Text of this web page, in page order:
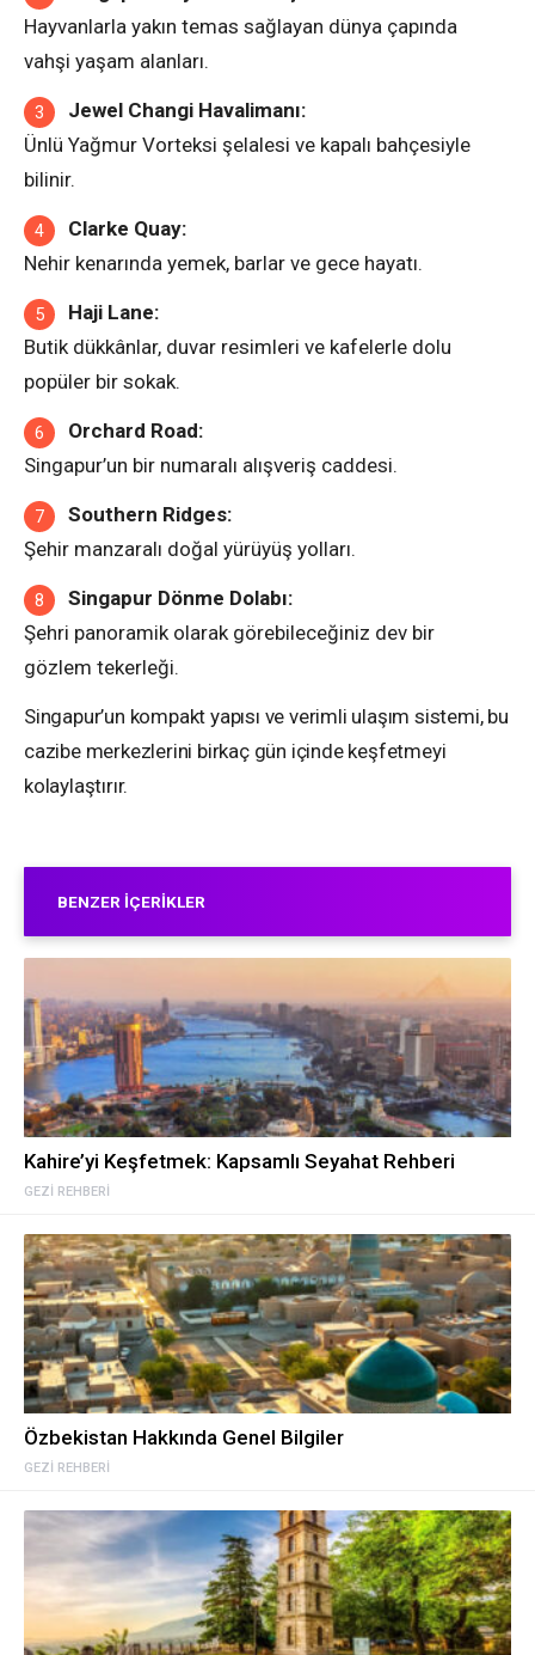
Hayvanlarla yakın temas sağlayan dünya çapında
vahşi yaşam alanları.
Jewel Changi Havalimanı:
Ünlü Yağmur Vorteksi şelalesi ve kapalı bahçesiyle
bilinir.
Clarke Quay:
Nehir kenarında yemek, barlar ve gece hayatı.
Haji Lane:
Butik dükkânlar, duvar resimleri ve kafelerle dolu
popüler bir sokak.
Orchard Road:
Singapur’un bir numaralı alışveriş caddesi.
Southern Ridges:
Şehir manzaralı doğal yürüyüş yolları.
Singapur Dönme Dolabı:
Şehri panoramik olarak görebileceğiniz dev bir
gözlem tekerleği.
Singapur’un kompakt yapısı ve verimli ulaşım sistemi, bu
cazibe merkezlerini birkaç gün içinde keşfetmeyi
kolaylaştırır.
BENZER İÇERIKLER
GEZI REHBERI
Kahire’yi Keşfetmek: Kapsamlı Seyahat Rehberi
GEZI REHBERI
Özbekistan Hakkında Genel Bilgiler